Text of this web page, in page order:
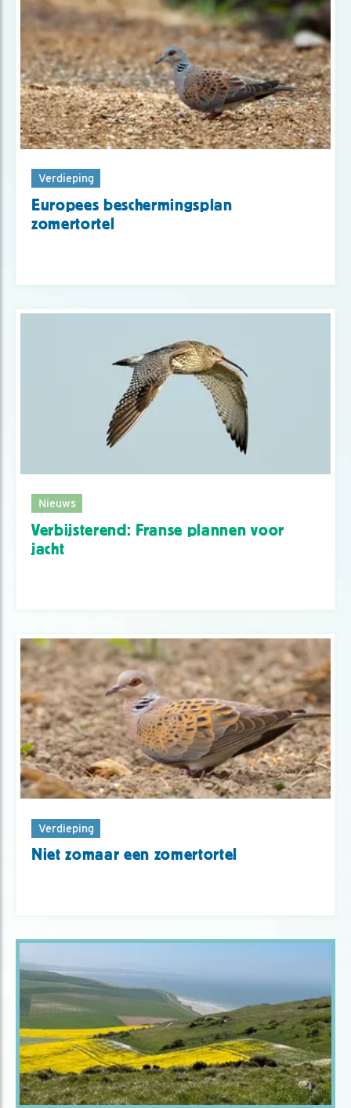
Verdieping
Europees beschermingsplan
zomertortel
Nieuws
Verbijsterend: Franse plannen voor
jacht
Verdieping
Niet zomaar een zomertortel